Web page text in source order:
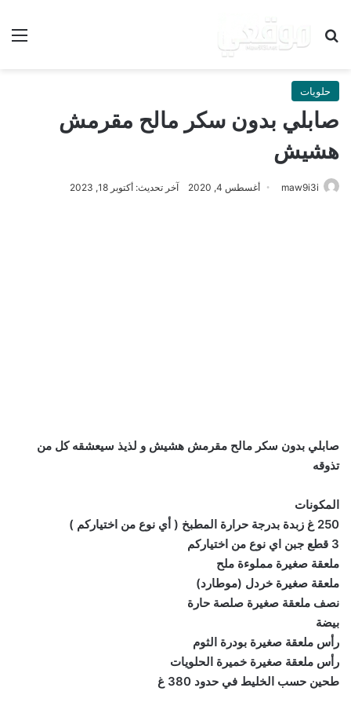
بحث عن
حلويات
صابلي بدون سكر مالح مقرمش
هشيش
maw9i3i أغسطس 4, 2020 آخر تحديث: أكتوبر 18, 2023
صابلي بدون سكر مالح مقرمش هشيش و لذيذ سيعشقه كل من
تذوقه
المكونات
250 غ زبدة بدرجة حرارة المطبخ ( أي نوع من اختياركم )
3 قطع جبن اي نوع من اختياركم
ملعقة صغيرة مملوءة ملح
ملعقة صغيرة خردل (موطارد)
نصف ملعقة صغيرة صلصة حارة
بيضة
رأس ملعقة صغيرة بودرة الثوم
رأس ملعقة صغيرة خميرة الحلويات
طحين حسب الخليط في حدود 380 غ